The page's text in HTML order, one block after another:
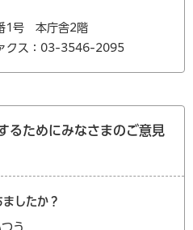
1号 本庁舎2階
クス：03-3546-2095
るためにみなさまのご意見
したか？
う